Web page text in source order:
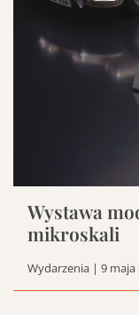
Wystawa
mikroskali
Wydarzenia | 9 maja